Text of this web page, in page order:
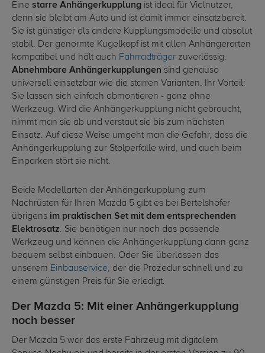
Eine starre Anhängerkupplung ist ideal für Vielnutzer,
denn sie bleibt am Auto und ist damit immer einsatzbereit.
Sie ist günstiger als andere Kupplungsmodelle und absolut
stabil. Der genormte Kugelkopf ist mit allen Anhängerarten
kompatibel und hält auch Fahrradträger zuverlässig.
Abnehmbare Anhängerkupplungen sind genauso
universell einsetzbar wie die starren Varianten. Ihr Vorteil:
Sie lassen sich einfach abmontieren - ganz ohne
Werkzeug. Wird die Anhängerkupplung nicht gebraucht,
nimmt man sie ab und verstaut sie bis zum nächsten
Einsatz. Auf diese Weise umgeht man die Gefahr, dass die
Anhängerkupplung zur Stolperfalle wird, und auch beim
Einparken stört sie nicht.
Beide Modellarten der Anhängerkupplung zum
Nachrüsten für Ihren Mazda 5 gibt es bei Bertelshofer
übrigens im praktischen Set mit dem entsprechenden
Elektrosatz. Sie benötigen nur noch das passende
Werkzeug und können die Anhängerkupplung dann ganz
bequem selbst einbauen. Oder Sie überlassen das
unserem Einbauservice, der die Prozedur schnell und zu
einem günstigen Preis für Sie erledigt.
Der Mazda 5: Mit einer Anhängerkupplung
noch besser
Der Mazda 5 war das erste Fahrzeug mit digitalem